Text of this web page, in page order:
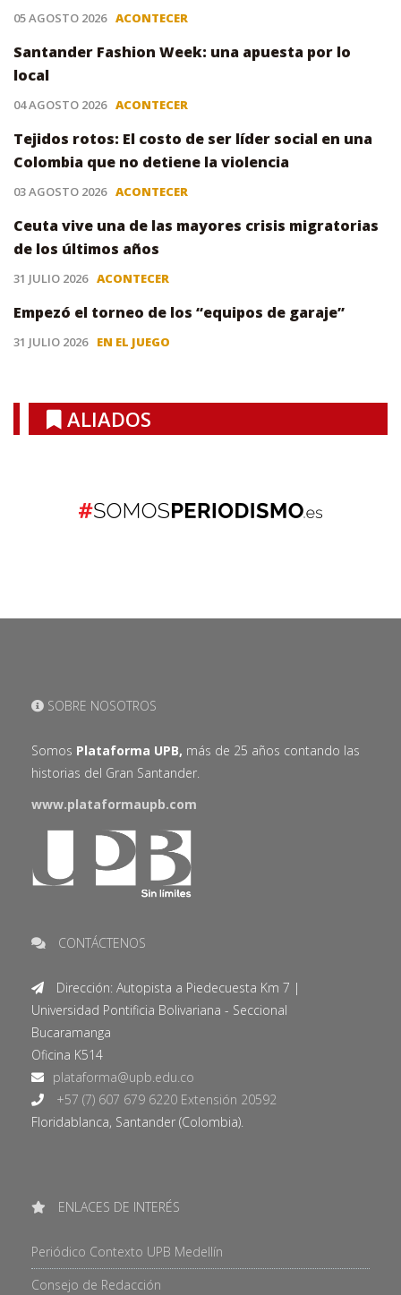
05 AGOSTO 2026 ACONTECER
Santander Fashion Week: una apuesta por lo
local
04 AGOSTO 2026 ACONTECER
Tejidos rotos: El costo de ser líder social en una
Colombia que no detiene la violencia
03 AGOSTO 2026 ACONTECER
Ceuta vive una de las mayores crisis migratorias
de los últimos años
31 JULIO 2026 ACONTECER
Empezó el torneo de los “equipos de garaje”
31 JULIO 2026 EN EL JUEGO
ALIADOS
SOBRE NOSOTROS
Somos Plataforma UPB, más de 25 años contando las
historias del Gran Santander.
www.plataformaupb.com
CONTÁCTENOS
Dirección: Autopista a Piedecuesta Km 7 |
Universidad Pontificia Bolivariana - Seccional
Bucaramanga
Oficina K514
+57 (7) 607 679 6220 Extensión 20592
Floridablanca, Santander (Colombia).
ENLACES DE INTERÉS
Periódico Contexto UPB Medellín
Consejo de Redacción